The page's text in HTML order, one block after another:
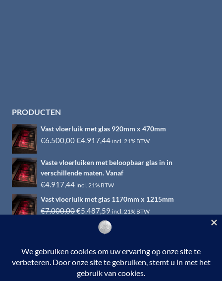
PRODUCTEN
Vast vloerluik met glas 920mm x 470mm
€6.500,00Oorspronkelijke
was:
€6.500,00.
€4.917,44Huidige
is:
€4.917,44.
incl. 21% BTW
Vaste vloerluiken met beloopbaar glas in in
verschillende maten. Vanaf
€4.917,44 incl. 21% BTW
Vast vloerluik met glas 1170mm x 1215mm
€7.000,00Oorspronkelijke
€5.487,59 Huidige
prijs
is:
incl. 21% BTW
© 2026 RVS-woonwinkel.nl is een onderdeel van HTI-RVS |